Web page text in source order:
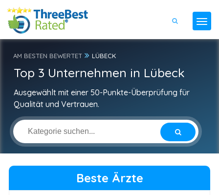
AM BESTEN BEWERTET LÜBECK
Top 3 Unternehmen in Lübeck
Ausgewählt mit einer 50-Punkte-Überprüfung für
Qualität und Vertrauen.
Beste Ärzte